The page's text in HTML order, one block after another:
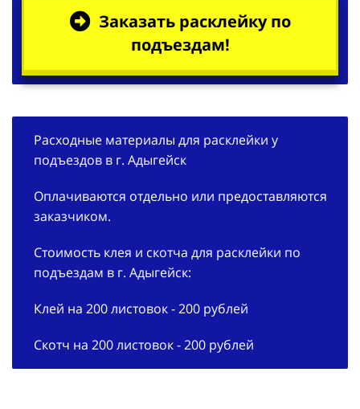
Заказать расклейку по
подъездам!
Расходные материалы для расклейки у
подъездов в г. Адыгейск
Оплачиваются отдельно или предоставляются
заказчиком.
Стоимость клея и скотча для расклейки по
подъездам в г. Адыгейск:
Клей на 200 листовок - 200 рублей
Скотч на 200 листовок - 200 рублей